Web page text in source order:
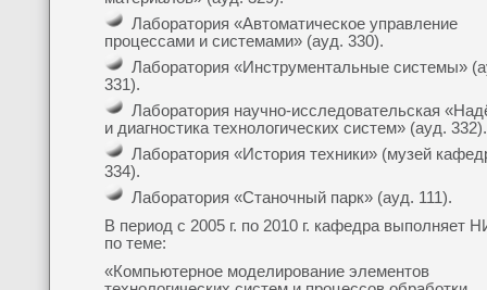
Лаборатория «Автоматическое управление
процессами и системами» (ауд. 330).
Лаборатория «Инструментальные системы»
331).
Лаборатория научно-исследовательская
и диагностика технологических систем» (ауд. 332).
Лаборатория «История техники» (музей
334).
Лаборатория «Станочный парк» (ауд. 111).
В период с 2005 г. по 2010 г. кафедра выполняет
по теме:
«Компьютерное моделирование элементов